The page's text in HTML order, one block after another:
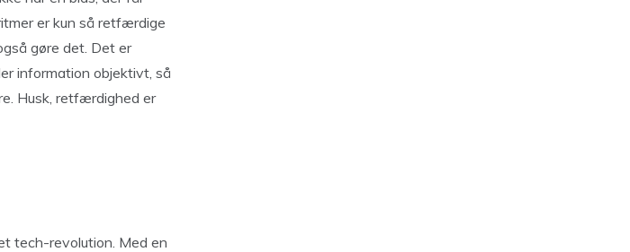
er kun så retfærdige
gøre det. Det er
information objektivt, så
Husk, retfærdighed er
tech-revolution. Med en